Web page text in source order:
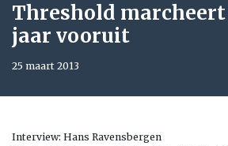
Threshold
jaar vooruit
25 maart 2013
Interview: Hans Ravensbergen